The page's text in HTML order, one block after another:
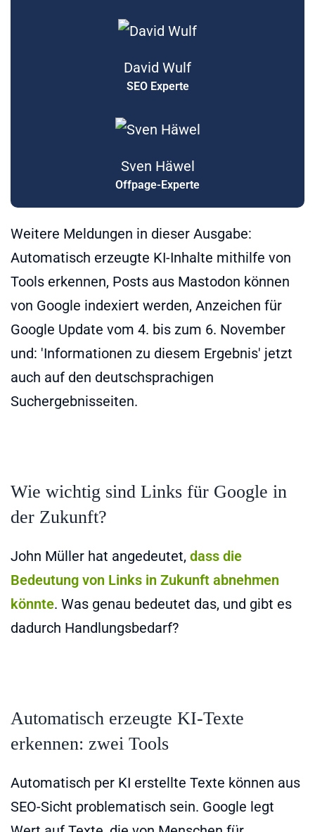
David Wulf
SEO Experte
Sven Häwel
Offpage-Experte
Weitere Meldungen in dieser Ausgabe:
Automatisch erzeugte KI-Inhalte mithilfe von
Tools erkennen, Posts aus Mastodon können
von Google indexiert werden, Anzeichen für
Google Update vom 4. bis zum 6. November
und: 'Informationen zu diesem Ergebnis' jetzt
auch auf den deutschsprachigen
Suchergebnisseiten.
Wie wichtig sind Links für Google in
der Zukunft?
John Müller hat angedeutet, dass die
Bedeutung von Links in Zukunft abnehmen
könnte. Was genau bedeutet das, und gibt es
dadurch Handlungsbedarf?
Automatisch erzeugte KI-Texte
erkennen: zwei Tools
Automatisch per KI erstellte Texte können aus
SEO-Sicht problematisch sein. Google legt